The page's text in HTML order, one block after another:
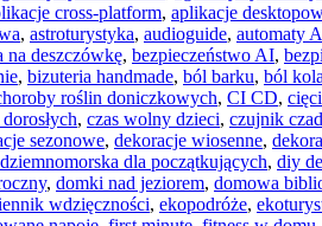
cross-platform, aplikacje
, astroturystyka, audioguide, automaty
na deszczówkę, bezpieczeństwo AI,
, bizuteria handmade, ból barku, ból
roślin doniczkowych, CI CD,
, czas wolny dzieci, czujnik
sezonowe, dekoracje wiosenne,
dla początkujących, diy
, domki nad jeziorem, domowa
wdzięczności, ekopodróże,